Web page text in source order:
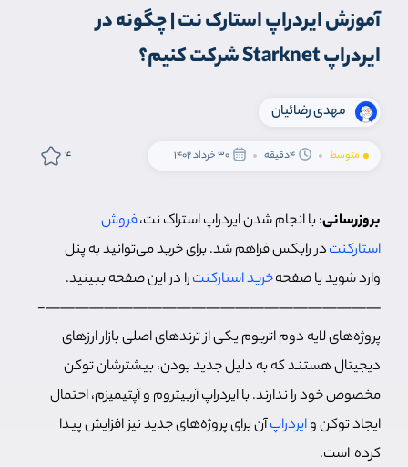
آموزش ایردراپ استارک نت | چگونه در
ایردراپ Starknet شرکت کنیم؟
مهدی رضائیان
متوسط 4دقیقه 30 خرداد 1402 4
بروزرسانی: با انجام شدن ایردراپ استراک نت،فروش
استارکنتدر رابکس فراهم شد. برای خرید می‌توانید به پنل
وارد شوید یا صفحهخرید استارکنترا در این صفحه ببینید.
———————————————————————-
پروژه‌های لایه دوم اتریوم یکی از ترندهای اصلی بازار ارزهای
دیجیتال هستند که به دلیل جدید بودن، بیشترشان توکن
مخصوص خود را ندارند. با ایردراپ آربیتروم و آپتیمیزم، احتمال
ایجاد توکن وایردراپآن برای پروژه‌های جدید نیز افزایش پیدا
کرده است.